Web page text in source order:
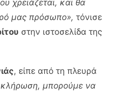
χρειάζεται, και θα
μας πρόσωπο», τόνισε
στην ιστοσελίδα της
, είπε από τη πλευρά
μπορούμε να